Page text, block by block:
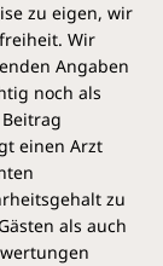
zu eigen, wir
Wir
Angaben
noch als
einen Arzt
zu
als auch